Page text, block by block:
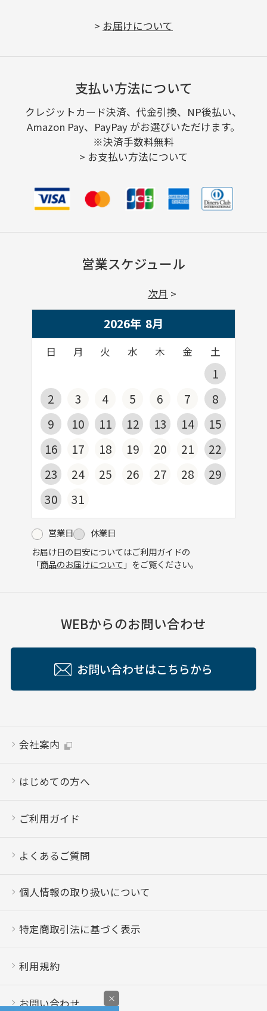
> お届けについて
支払い方法について
クレジットカード決済、代金引換、NP後払い、
Amazon Pay、PayPay がお選びいただけます。
※決済手数料無料
> お支払い方法について
営業スケジュール
2026年 8月
日 月 火 水 木 金 土
1
2
3 4 5 6 7
8
9
10 11 12 13 14
15
16
17 18 19 20 21
22
23
24 25 26 27 28
29
30
31
次月
営業日
休業日
お届け日の目安についてはご利用ガイドの
「商品のお届けについて 」をご覧ください。
WEBからのお問い合わせ
お問い合わせはこちらから
会社案内
はじめての方へ
ご利用ガイド
よくあるご質問
個人情報の取り扱いについて
特定商取引法に基づく表示
利用規約
お問い合わせ ×